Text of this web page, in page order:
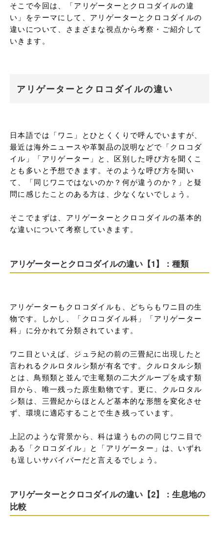
そこで今回は、「アリゲーターとクロコダイルの違
い」をテーマにして、アリゲーターとクロコダイルの
違いについて、さまざまな視点から考察・ご紹介して
いきます。
アリゲーターとクロコダイルの違い
日本語では「ワニ」とひとくくりで呼んでいますが、
最近は海外ニュースや革製品の説明などで「クロコダ
イル」「アリゲーター」と、区別した呼び方を聞くこ
とも多いと予想できます。そのような呼び方を聞い
て、「同じワニではないのか？何が違うのか？」と疑
問に感じたことのある方は、少なくないでしょう。
そこでまずは、アリゲーターとクロコダイルの基本的
な違いについて考察していきます。
アリゲーターとクロコダイルの違い【1】：種類
アリゲーターもクロコダイルも、どちらもワニ目の生
物です。しかし、「クロコダイル科」「アリゲーター
科」に分かれて分類されています。
ワニ目といえば、ジュラ紀の前の三畳紀に出現したと
言われるクルロタルシ類が有名です。クルロタルシ類
とは、鳥頸類と並んで主竜類の二大グループを成す類
目から、唯一残った原生動物です。更に、クルロタル
シ類は、三畳紀からほとんど基本的な形態を変化させ
ず、環境に適応することで生き残っています。
上記のような背景から、科は違うものの同じワニ目で
ある「クロコダイル」と「アリゲーター」は、いずれ
も逞しいサバイバーだと言えるでしょう。
アリゲーターとクロコダイルの違い【2】：生息地の
比較